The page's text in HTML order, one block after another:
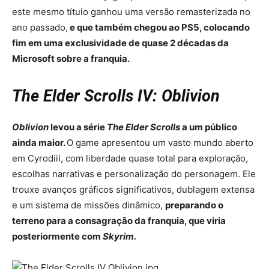
este mesmo título ganhou uma versão remasterizada no
ano passado, e que também chegou ao PS5, colocando
fim em uma exclusividade de quase 2 décadas da
Microsoft sobre a franquia.
The Elder Scrolls IV: Oblivion
Oblivionlevou a série The Elder Scrollsa um público
ainda maior.O game apresentou um vasto mundo aberto
em Cyrodiil, com liberdade quase total para exploração,
escolhas narrativas e personalização do personagem. Ele
trouxe avanços gráficos significativos, dublagem extensa
e um sistema de missões dinâmico, preparando o
terreno para a consagração da franquia, que viria
posteriormente com Skyrim.